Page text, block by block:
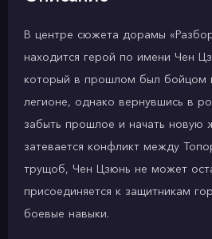
В центре сюжета дорамы
находится герой по имени Чен
который в прошлом был бойцом
легионе, однако вернувшись в
забыть прошлое и начать новую
затевается конфликт между
трущоб, Чен Цзюнь не может
присоединяется к защитникам
боевые навыки.